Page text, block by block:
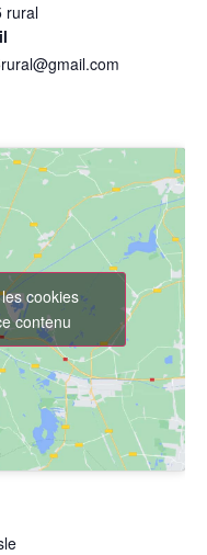
rural
cookies
contenu